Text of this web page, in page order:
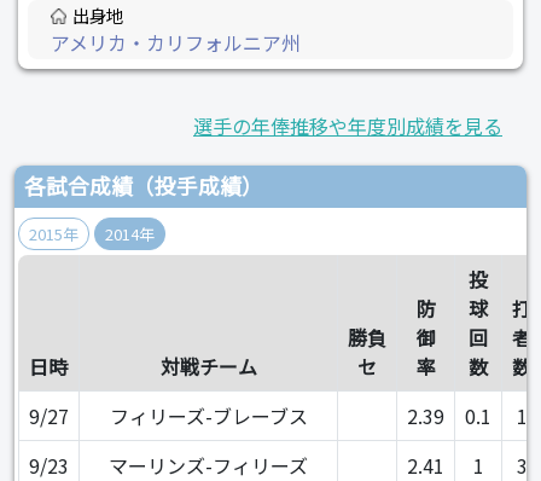
出身地
アメリカ・カリフォルニア州
選手の年俸推移や年度別成績を見る
各試合成績（投手成績）
2015年 2014年
日時 対戦チーム
勝負
セ
防
御
率
投
球
回
数
打
者
数
9/27
フィリーズ-ブレーブス 2.39 0.1
1
9/23
マーリンズ-フィリーズ 2.41 1
3